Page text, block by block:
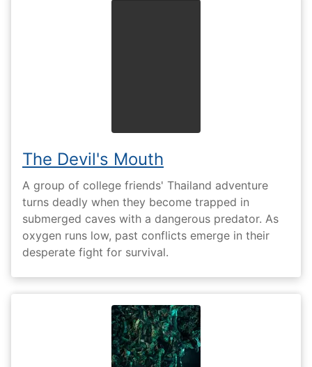
The Devil's Mouth
A group of college friends' Thailand adventure
turns deadly when they become trapped in
submerged caves with a dangerous predator. As
oxygen runs low, past conflicts emerge in their
desperate fight for survival.